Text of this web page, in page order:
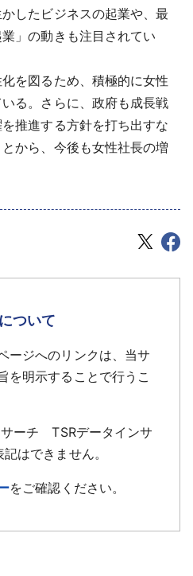
したビジネスの起業や、最
」の動きも注目されてい
を図るため、積極的に女性
る。さらに、政府も成長戦
推進する方針を打ち出すな
から、今後も女性社長の増
ついて
ージへのリンクは、当サ
を明示することで行うこ
ーチ TSRデータインサ
はできません。
をご確認ください。